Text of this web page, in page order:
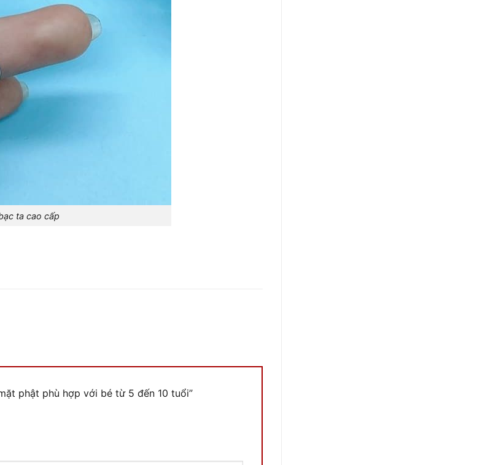
ta cao cấp
phật phù hợp với bé từ 5 đến 10 tuổi”